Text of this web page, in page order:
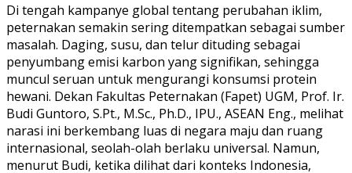
Di tengah kampanye global tentang perubahan iklim,
peternakan semakin sering ditempatkan sebagai sumber
masalah. Daging, susu, dan telur dituding sebagai
penyumbang emisi karbon yang signifikan, sehingga
muncul seruan untuk mengurangi konsumsi protein
hewani. Dekan Fakultas Peternakan (Fapet) UGM, Prof. Ir.
Budi Guntoro, S.Pt., M.Sc., Ph.D., IPU., ASEAN Eng., melihat
narasi ini berkembang luas di negara maju dan ruang
internasional, seolah-olah berlaku universal. Namun,
menurut Budi, ketika dilihat dari konteks Indonesia,